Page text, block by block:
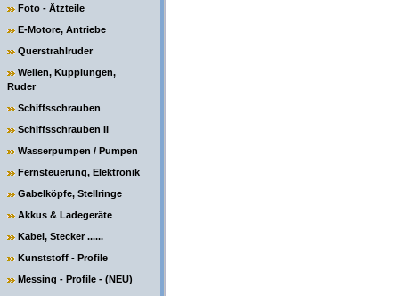
Foto - Ätzteile
E-Motore, Antriebe
Querstrahlruder
Wellen, Kupplungen,
Ruder
Schiffsschrauben
Schiffsschrauben II
Wasserpumpen / Pumpen
Fernsteuerung, Elektronik
Gabelköpfe, Stellringe
Akkus & Ladegeräte
Kabel, Stecker ......
Kunststoff - Profile
Messing - Profile - (NEU)